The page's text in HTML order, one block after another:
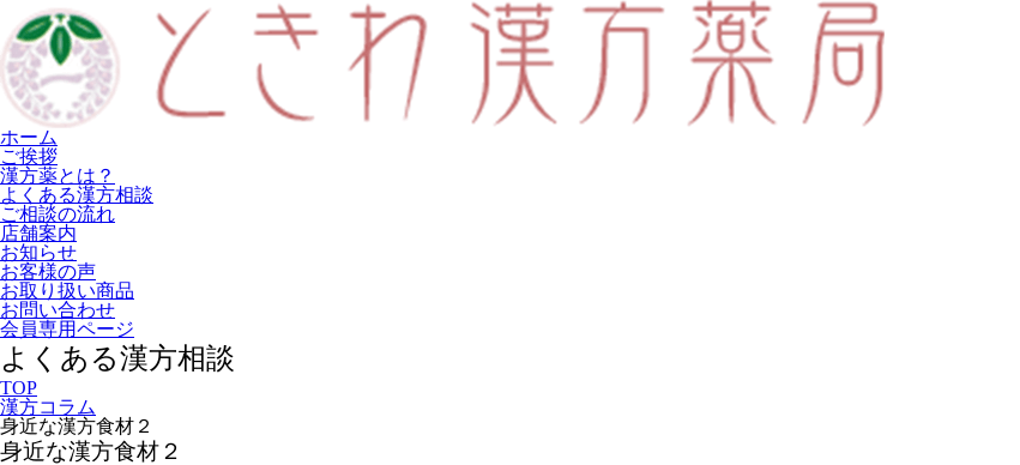
ホーム
ご挨拶
漢方薬とは？
よくある漢方相談
ご相談の流れ
店舗案内
お知らせ
お客様の声
お取り扱い商品
お問い合わせ
会員専用ページ
よくある漢方相談
TOP
漢方コラム
身近な漢方食材２
身近な漢方食材２